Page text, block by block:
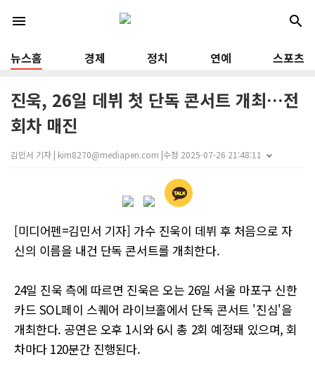
menu search
뉴스홈 경제 정치 연예 스포츠
진욱, 26일 데뷔 첫 단독 콘서트 개최…전
회차 매진
김민서 기자 | kim8270@mediapen.com |수정 2025-07-26 21:48:11
[미디어펜=김민서 기자] 가수 진욱이 데뷔 후 처음으로 자
신의 이름을 내건 단독 콘서트를 개최한다.
24일 진욱 측에 따르면 진욱은 오는 26일 서울 마포구 신한
카드 SOL페이 스퀘어 라이브홀에서 단독 콘서트 '진심'을
개최한다. 공연은 오후 1시와 6시 총 2회 예정돼 있으며, 회
차마다 120분간 진행된다.